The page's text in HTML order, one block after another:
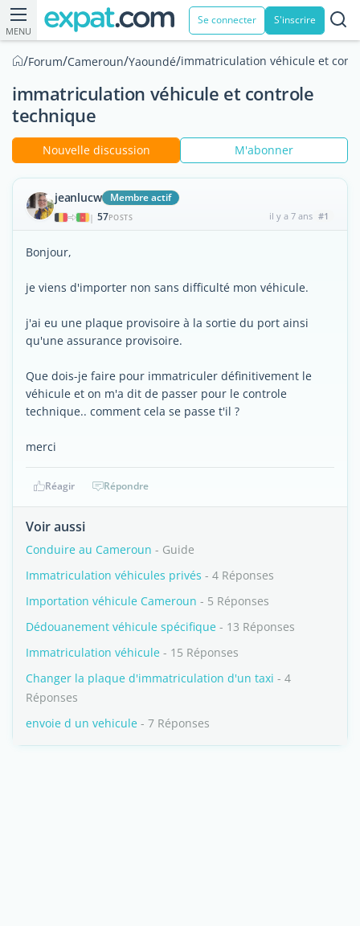
MENU
Se connecter S'inscrire
/Forum/Cameroun/Yaoundé/immatriculation véhicule et
immatriculation véhicule et controle
technique
Nouvelle discussion M'abonner
jeanlucw Membre actif
| 57POSTS il y a 7 ans #1
Bonjour,
je viens d'importer non sans difficulté mon véhicule.
j'ai eu une plaque provisoire à la sortie du port ainsi
qu'une assurance provisoire.
Que dois-je faire pour immatriculer définitivement le
véhicule et on m'a dit de passer pour le controle
technique.. comment cela se passe t'il ?
merci
Réagir Répondre
Voir aussi
Conduire au Cameroun - Guide
Immatriculation véhicules privés - 4 Réponses
Importation véhicule Cameroun - 5 Réponses
Dédouanement véhicule spécifique - 13 Réponses
Immatriculation véhicule - 15 Réponses
Changer la plaque d'immatriculation d'un taxi - 4
Réponses
envoie d un vehicule - 7 Réponses